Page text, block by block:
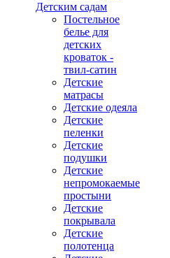
Детским садам
Постельное
белье для
детских
кроваток -
твил-сатин
Детские
матрасы
Детские одеяла
Детские
пеленки
Детские
подушки
Детские
непромокаемые
простыни
Детские
покрывала
Детские
полотенца